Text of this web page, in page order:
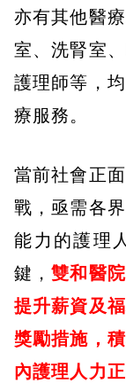
亦有其他醫
室、洗腎室
護理師等，
療服務。
當前社會正
戰，亟需各
能力的護理
鍵，雙和醫
提升薪資及
獎勵措施，
內護理人力